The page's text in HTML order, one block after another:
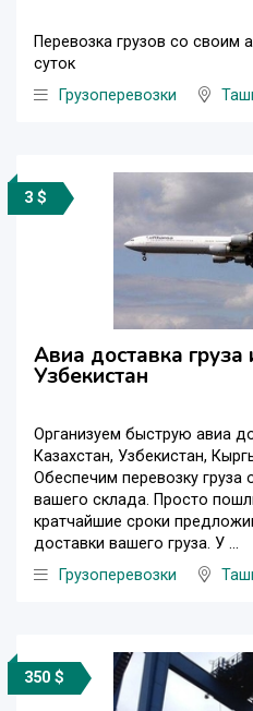
Перевозка грузов со
суток
Грузоперевозки
3 $
Авиа доставка груза
Узбекистан
Организуем быструю авиа
Казахстан, Узбекистан,
Обеспечим перевозку груза
вашего склада. Просто
кратчайшие сроки
доставки вашего груза. У ...
Грузоперевозки
350 $